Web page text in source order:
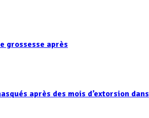
grossesse après
après des mois d’extorsion dans